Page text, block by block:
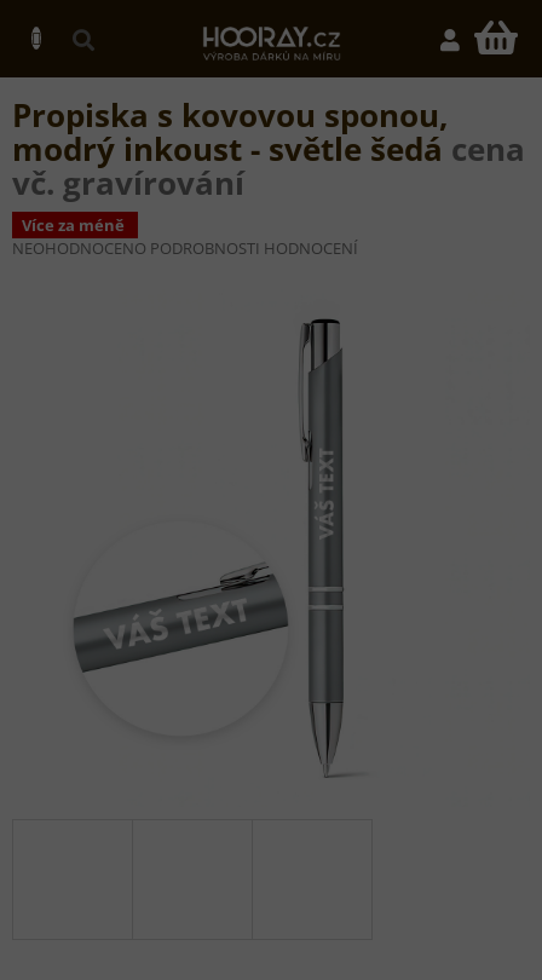
obsah
Propiska s kovovou sponou,
modrý inkoust - světle šedá cena
vč. gravírování
Více za méně
PRŮMĚRNÉ
NEOHODNOCENO PODROBNOSTI HODNOCENÍ